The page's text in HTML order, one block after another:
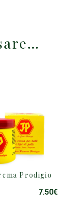
Prodigio
7.50€